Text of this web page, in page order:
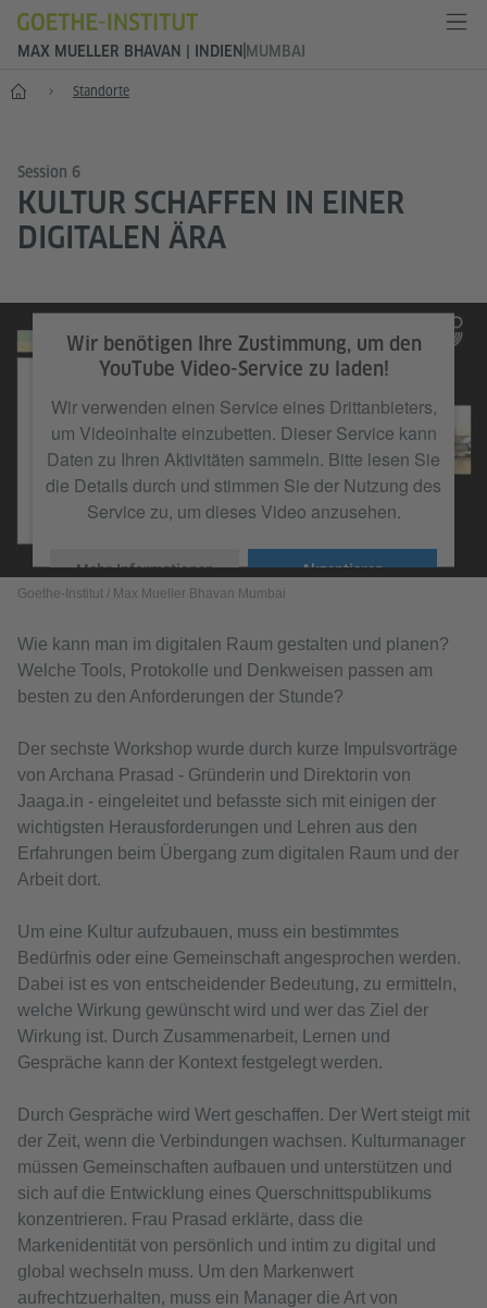
MAX MUELLER BHAVAN | INDIEN MUMBAI
Start Standorte
Session 6
KULTUR SCHAFFEN IN EINER
DIGITALEN ÄRA
Wir benötigen Ihre Zustimmung, um den
YouTube Video-Service zu laden!
Wir verwenden einen Service eines Drittanbieters,
um Videoinhalte einzubetten. Dieser Service kann
Daten zu Ihren Aktivitäten sammeln. Bitte lesen Sie
die Details durch und stimmen Sie der Nutzung des
Service zu, um dieses Video anzusehen.
Mehr Informationen Akzeptieren
Goethe-Institut / Max Mueller Bhavan Mumbai
Wie kann man im digitalen Raum gestalten und planen?
Welche Tools, Protokolle und Denkweisen passen am
besten zu den Anforderungen der Stunde?
Der sechste Workshop wurde durch kurze Impulsvorträge
von Archana Prasad - Gründerin und Direktorin von
Jaaga.in - eingeleitet und befasste sich mit einigen der
wichtigsten Herausforderungen und Lehren aus den
Erfahrungen beim Übergang zum digitalen Raum und der
Arbeit dort.
Um eine Kultur aufzubauen, muss ein bestimmtes
Bedürfnis oder eine Gemeinschaft angesprochen werden.
Dabei ist es von entscheidender Bedeutung, zu ermitteln,
welche Wirkung gewünscht wird und wer das Ziel der
Wirkung ist. Durch Zusammenarbeit, Lernen und
Gespräche kann der Kontext festgelegt werden.
Durch Gespräche wird Wert geschaffen. Der Wert steigt mit
der Zeit, wenn die Verbindungen wachsen. Kulturmanager
müssen Gemeinschaften aufbauen und unterstützen und
sich auf die Entwicklung eines Querschnittspublikums
konzentrieren. Frau Prasad erklärte, dass die
Markenidentität von persönlich und intim zu digital und
global wechseln muss. Um den Markenwert
aufrechtzuerhalten, muss ein Manager die Art von